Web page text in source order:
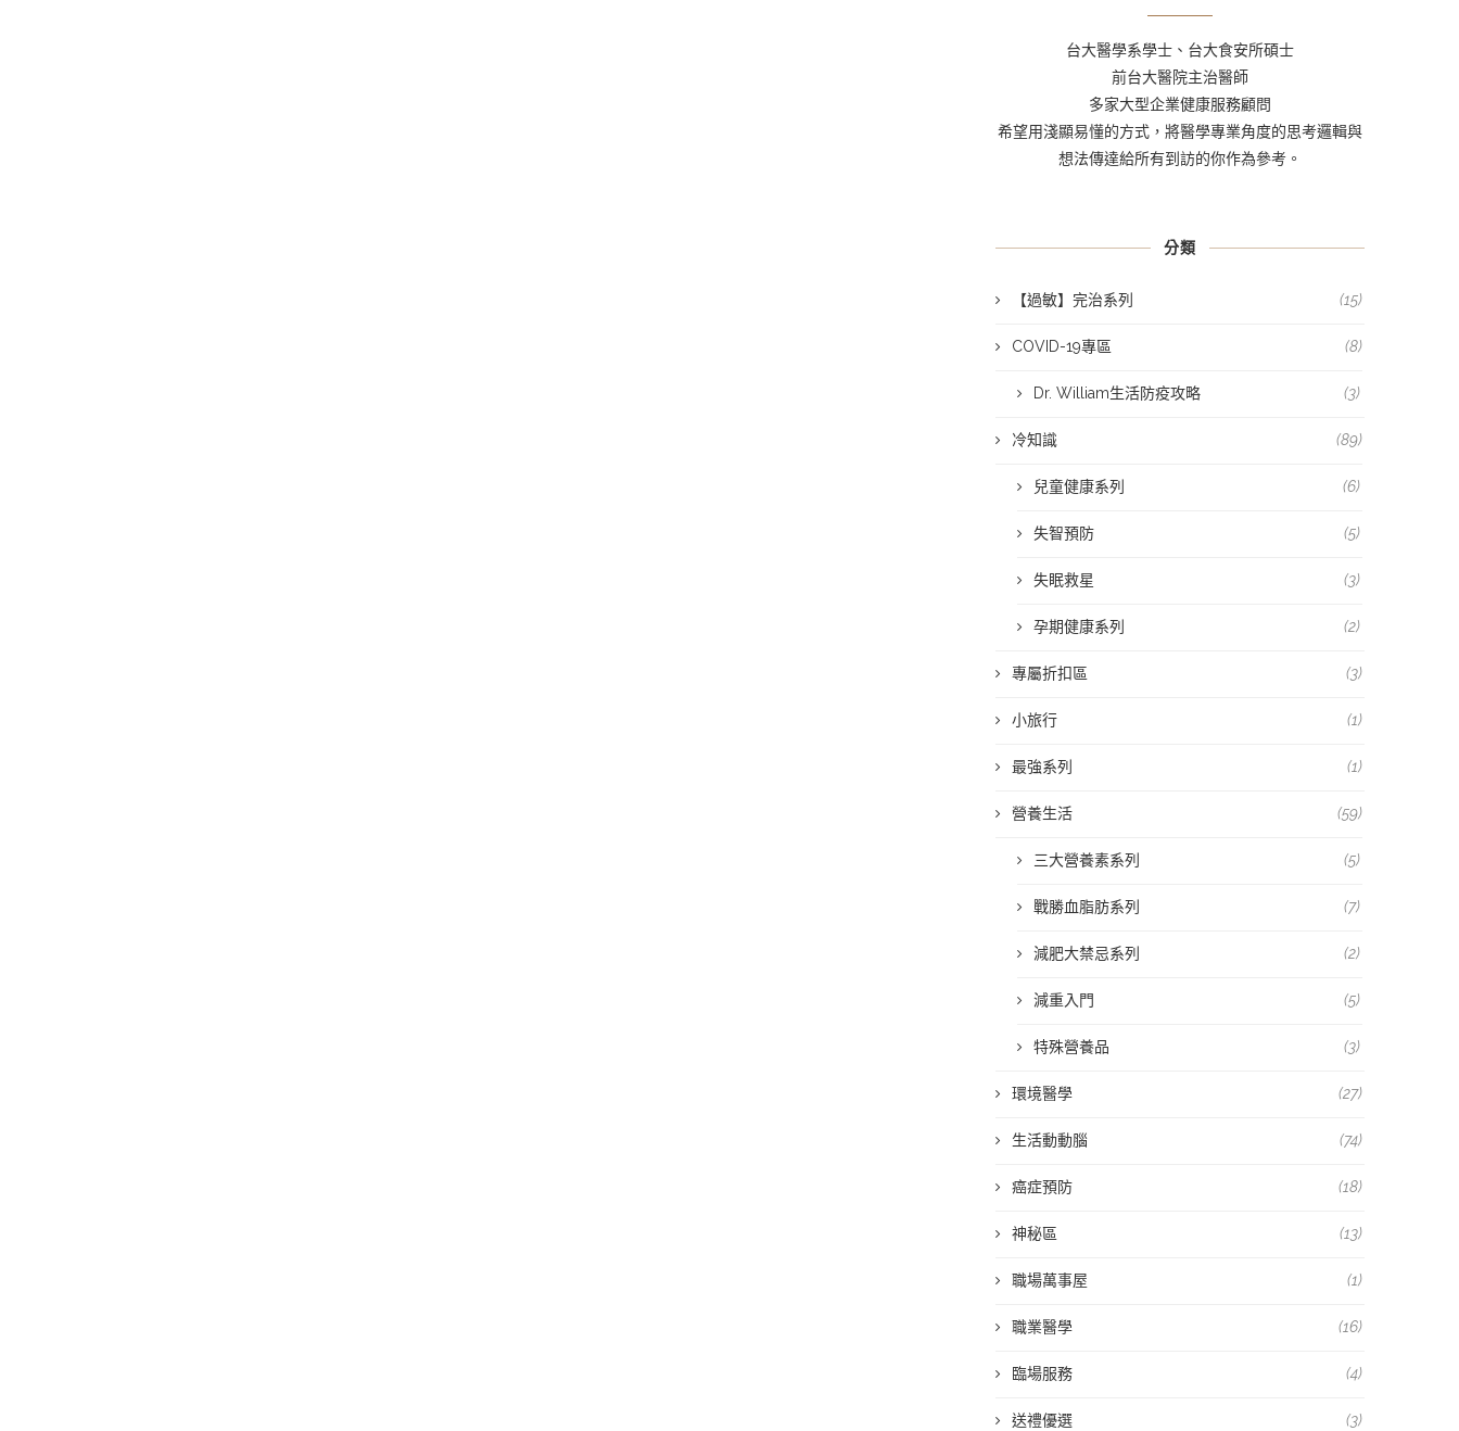
台大醫學系學士、台大食安所碩士
前台大醫院主治醫師
多家大型企業健康服務顧問
希望用淺顯易懂的方式，將醫學專業角度的思考邏輯與
想法傳達給所有到訪的你作為參考。
分類
【過敏】完治系列 (15)
COVID-19專區 (8)
Dr. William生活防疫攻略 (3)
冷知識 (89)
兒童健康系列 (6)
失智預防 (5)
失眠救星 (3)
孕期健康系列 (2)
專屬折扣區 (3)
小旅行 (1)
最強系列 (1)
營養生活 (59)
三大營養素系列 (5)
戰勝血脂肪系列 (7)
減肥大禁忌系列 (2)
減重入門 (5)
特殊營養品 (3)
環境醫學 (27)
生活動動腦 (74)
癌症預防 (18)
神秘區 (13)
職場萬事屋 (1)
職業醫學 (16)
臨場服務 (4)
送禮優選 (3)